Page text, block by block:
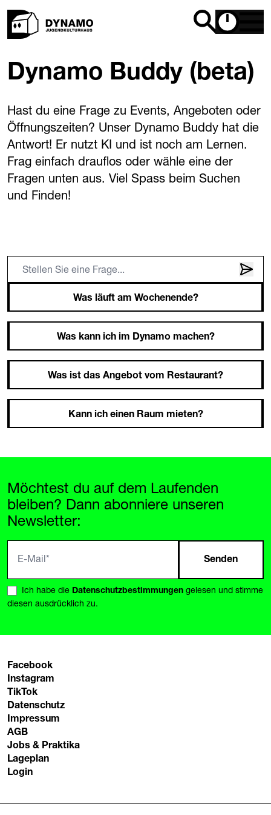
Dynamo Buddy (beta)
Hast du eine Frage zu Events, Angeboten oder
Öffnungszeiten? Unser Dynamo Buddy hat die
Antwort! Er nutzt KI und ist noch am Lernen.
Frag einfach drauflos oder wähle eine der
Fragen unten aus. Viel Spass beim Suchen
und Finden!
Was läuft am Wochenende?
Was kann ich im Dynamo machen?
Was ist das Angebot vom Restaurant?
Kann ich einen Raum mieten?
Möchtest du auf dem Laufenden
bleiben? Dann abonniere unseren
Newsletter:
Ich habe die Datenschutzbestimmungen gelesen und stimme
diesen ausdrücklich zu.
Senden
Facebook
Instagram
TikTok
Datenschutz
Impressum
AGB
Jobs & Praktika
Lageplan
Login